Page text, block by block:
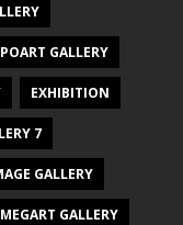
GALLERY
EXHIBITION
7
GALLERY
MEGART GALLERY